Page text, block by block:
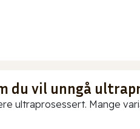
du vil unngå
ultraprosessert. Mange